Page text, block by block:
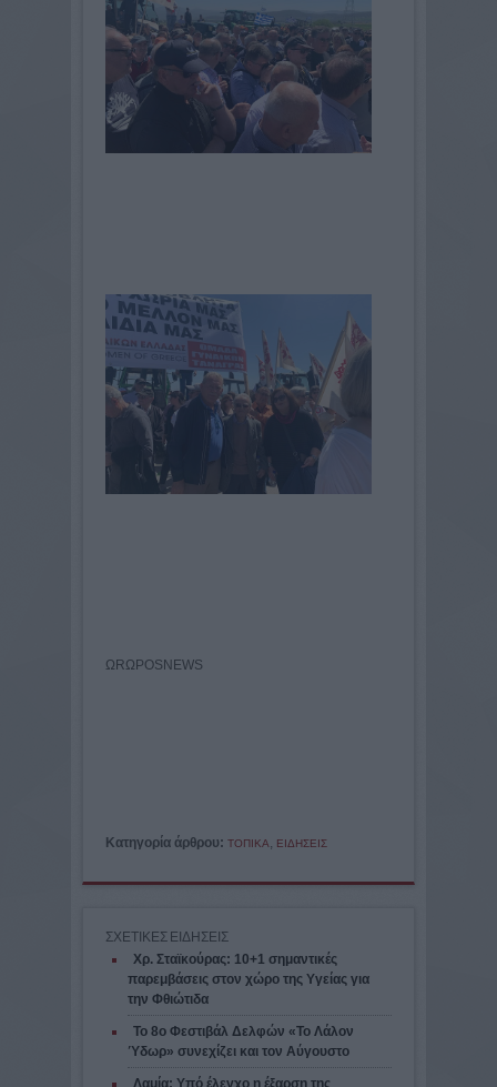
ΩRΩPOSNEWS
Κατηγορία άρθρου: ΤΟΠΙΚΑ ΕΙΔΗΣΕΙΣ
ΣΧΕΤΙΚΕΣ ΕΙΔΗΣΕΙΣ
Χρ. Σταϊκούρας: 10+1 σημαντικές
παρεμβάσεις στον χώρο της Υγείας για
την Φθιώτιδα
Το 8ο Φεστιβάλ Δελφών «Το Λάλον
Ύδωρ» συνεχίζει και τον Αύγουστο
Λαμία: Υπό έλεγχο η έξαρση της